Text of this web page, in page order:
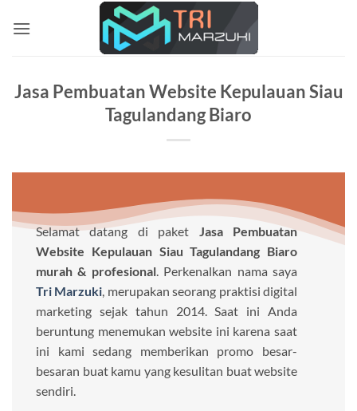
Jasa Pembuatan Website Kepulauan Siau
Tagulandang Biaro
Selamat datang di paket Jasa Pembuatan
Website Kepulauan Siau Tagulandang Biaro
murah & profesional. Perkenalkan nama saya
Tri Marzuki, merupakan seorang praktisi digital
marketing sejak tahun 2014. Saat ini Anda
beruntung menemukan website ini karena saat
ini kami sedang memberikan promo besar-
besaran buat kamu yang kesulitan buat website
sendiri.